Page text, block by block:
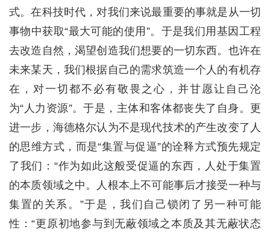
式。在科技时代，对我们来说最重要的事就是从一切
事物中获取“最大可能的使用”。于是我们用基因工程
去改造自然，渴望创造我们想要的一切东西。也许在
未来某天，我们根据自己的需求筑造一个人的有机存
在，对一切都不必有敬畏之心，并甘愿让自己沦
为“人力资源”。于是，主体和客体都丧失了自身。更
进一步，海德格尔认为不是现代技术的产生改变了人
的思维方式，而是“集置与促逼”的诠释方式预先规定
了我们：“作为如此这般受促逼的东西，人处于集置
的本质领域之中。人根本上不可能事后才接受一种与
集置的关系。”于是，我们自己锁闭了另一种可能
性：“更原初地参与到无蔽领域之本质及其无蔽状态